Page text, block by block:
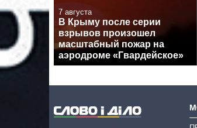
7 августа
В Крыму после серии
взрывов произошел
масштабный пожар на
аэродроме «Гвардейское»